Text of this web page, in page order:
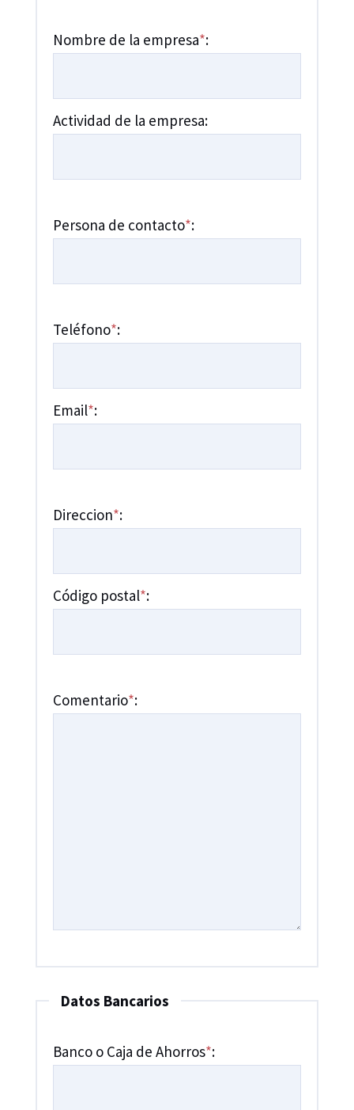
Nombre de la empresa*:
Actividad de la empresa:
Persona de contacto*:
Teléfono*:
Email*:
Direccion*:
Código postal*:
Comentario*:
Datos Bancarios
Banco o Caja de Ahorros*: